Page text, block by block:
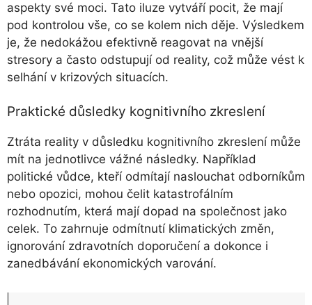
aspekty své moci. Tato iluze vytváří pocit, že mají
pod kontrolou vše, co se kolem nich děje. Výsledkem
je, že nedokážou efektivně reagovat na vnější
stresory a často odstupují od reality, což může vést k
selhání v krizových situacích.
Praktické důsledky kognitivního zkreslení
Ztráta reality v důsledku kognitivního zkreslení může
mít na jednotlivce vážné následky. Například
politické vůdce, kteří odmítají naslouchat odborníkům
nebo opozici, mohou čelit katastrofálním
rozhodnutím, která mají dopad na společnost jako
celek. To zahrnuje odmítnutí klimatických změn,
ignorování zdravotních doporučení a dokonce i
zanedbávání ekonomických varování.